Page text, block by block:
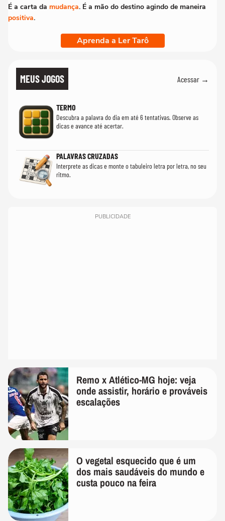
É a carta da mudança. É a mão do destino agindo de maneira
positiva.
Aprenda a Ler Tarô
MEUS JOGOS Acessar →
TERMO
Descubra a palavra do dia em até 6 tentativas. Observe as
dicas e avance até acertar.
PALAVRAS CRUZADAS
Interprete as dicas e monte o tabuleiro letra por letra, no seu
ritmo.
PUBLICIDADE
Remo x Atlético-MG hoje: veja
onde assistir, horário e prováveis
escalações
O vegetal esquecido que é um
dos mais saudáveis do mundo e
custa pouco na feira